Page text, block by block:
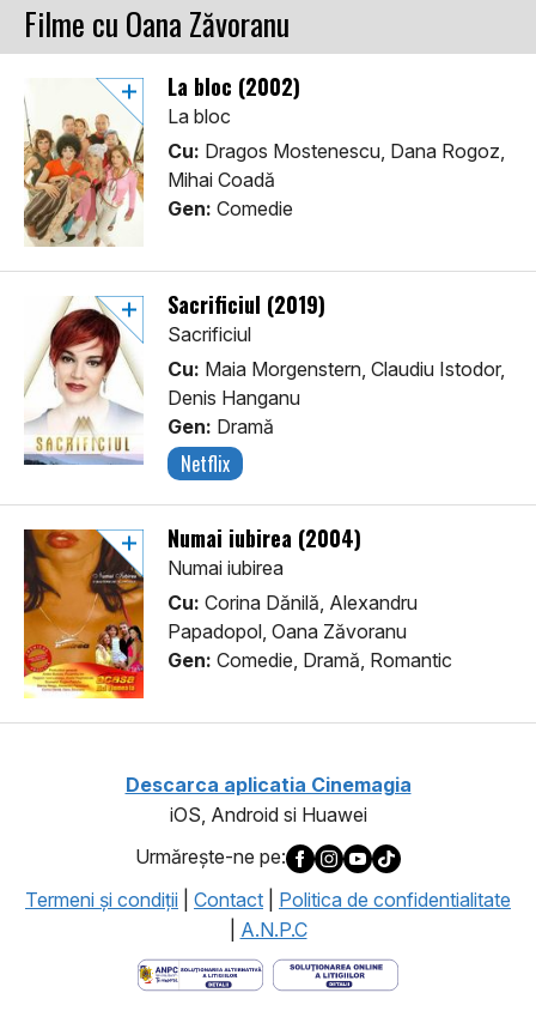
Filme cu Oana Zăvoranu
La bloc (2002)
La bloc
Cu: Dragos Mostenescu, Dana Rogoz,
Mihai Coadă
Gen: Comedie
Sacrificiul (2019)
Sacrificiul
Cu: Maia Morgenstern, Claudiu Istodor,
Denis Hanganu
Gen: Dramă
Netflix
Numai iubirea (2004)
Numai iubirea
Cu: Corina Dănilă, Alexandru
Papadopol, Oana Zăvoranu
Gen: Comedie, Dramă, Romantic
Descarca aplicatia Cinemagia
iOS, Android si Huawei
Urmăreşte-ne pe:
Termeni şi condiţii
Contact
Politica de confidentialitate
A.N.P.C